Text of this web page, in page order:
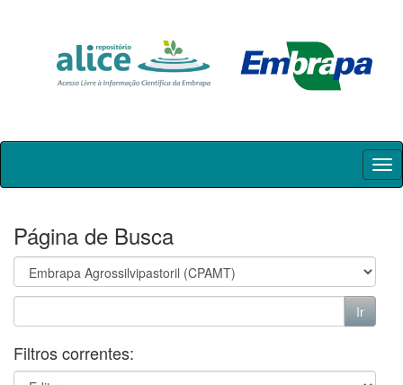
Skip
Página de Busca
Filtros correntes: